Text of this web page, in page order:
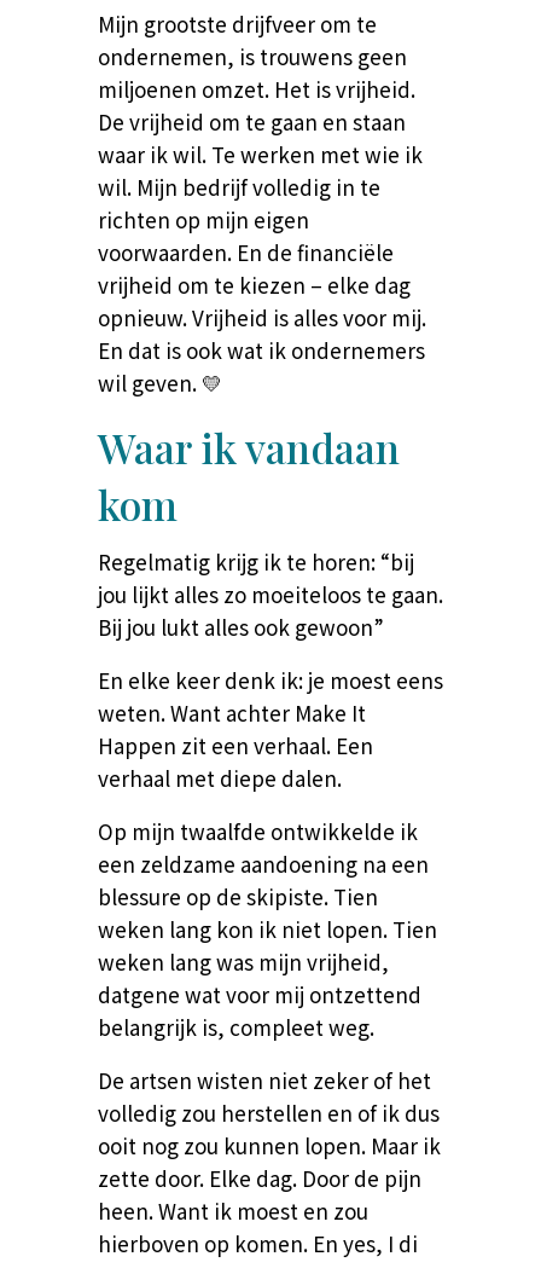
Mijn grootste drijfveer om te
ondernemen, is trouwens geen
miljoenen omzet. Het is vrijheid.
De vrijheid om te gaan en staan
waar ik wil. Te werken met wie ik
wil. Mijn bedrijf volledig in te
richten op mijn eigen
voorwaarden. En de financiële
vrijheid om te kiezen – elke dag
opnieuw.Vrijheid is alles voor mij.
En dat is ook wat ik ondernemers
wil geven. 💛
Waar ik vandaan
kom
Regelmatig krijg ik te horen: “bij
jou lijkt alles zo moeiteloos te gaan.
Bij jou lukt alles ook gewoon”
En elke keer denk ik: je moest eens
weten.Want achter Make It
Happen zit een verhaal. Een
verhaal met diepe dalen.
Op mijn twaalfde ontwikkelde ik
een zeldzame aandoening na een
blessure op de skipiste. Tien
weken lang kon ik niet lopen. Tien
weken lang was mijn vrijheid,
datgene wat voor mij ontzettend
belangrijk is, compleet weg.
De artsen wisten niet zeker of het
volledig zou herstellen en of ik dus
ooit nog zou kunnen lopen. Maar ik
zette door. Elke dag. Door de pijn
heen. Want ik moest en zou
hierboven op komen. En yes, I di